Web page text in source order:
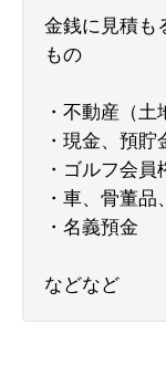
金銭に見積も
もの
・不動産（土
・現金、預
・ゴルフ会
・車、骨董品
・名義預金
などなど